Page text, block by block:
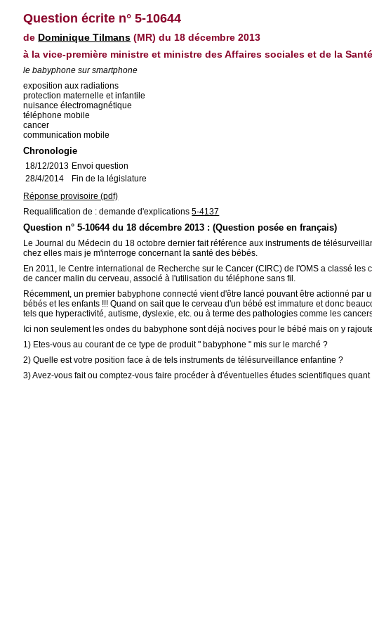
Question écrite n° 5-10644
de Dominique Tilmans (MR) du 18 décembre 2013
à la vice-première ministre et ministre des Affaires sociales et de la
le babyphone sur smartphone
exposition aux radiations
protection maternelle et infantile
nuisance électromagnétique
téléphone mobile
cancer
communication mobile
Chronologie
18/12/2013 Envoi question
28/4/2014
Fin de la législature
Réponse provisoire (pdf)
Requalification de : demande d'explications5-4137
Question n° 5-10644 du 18 décembre 2013 : (Question posée en français)
Le Journal du Médecin du 18 octobre dernier fait référence aux instruments de
chez elles mais je m'interroge concernant la santé des bébés.
En 2011, le Centre international de Recherche sur le Cancer (CIRC) de l'OMS a classé
de cancer malin du cerveau, associé à l'utilisation du téléphone sans fil.
Récemment, un premier babyphone connecté vient d'être lancé pouvant être actionné
bébés et les enfants !!! Quand on sait que le cerveau d'un bébé est immature et donc
tels que hyperactivité, autisme, dyslexie, etc. ou à terme des pathologies comme les
Ici non seulement les ondes du babyphone sont déjà nocives pour le bébé mais on y
1) Etes-vous au courant de ce type de produit " babyphone " mis sur le marché ?
2) Quelle est votre position face à de tels instruments de télésurveillance enfantine ?
3) Avez-vous fait ou comptez-vous faire procéder à d'éventuelles études scientifiques